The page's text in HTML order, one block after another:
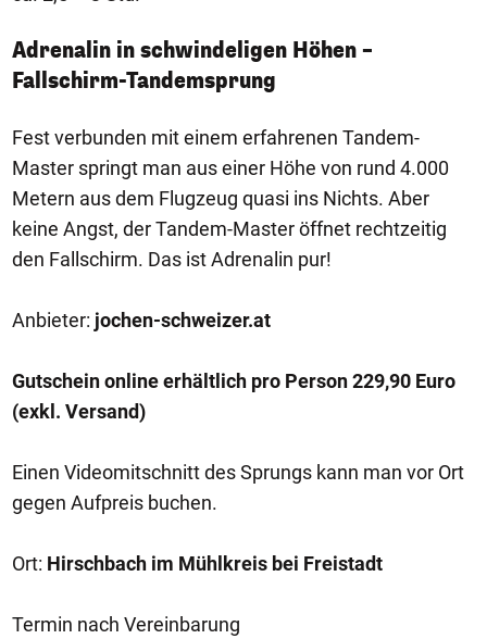
Adrenalin in schwindeligen Höhen –
Fallschirm-Tandemsprung
Fest verbunden mit einem erfahrenen Tandem-
Master springt man aus einer Höhe von rund 4.000
Metern aus dem Flugzeug quasi ins Nichts. Aber
keine Angst, der Tandem-Master öffnet rechtzeitig
den Fallschirm. Das ist Adrenalin pur!
Anbieter: jochen-schweizer.at
Gutschein online erhältlich pro Person 229,90 Euro
(exkl. Versand)
Einen Videomitschnitt des Sprungs kann man vor Ort
gegen Aufpreis buchen.
Ort: Hirschbach im Mühlkreis bei Freistadt
Termin nach Vereinbarung